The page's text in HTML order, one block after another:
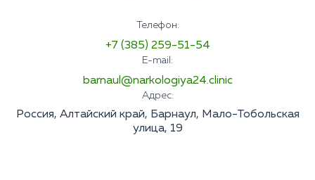
Телефон:
+7 (385) 259-51-54
E-mail:
barnaul@narkologiya24.clinic
Адрес:
Россия, Алтайский край, Барнаул, Мало-Тобольская
улица, 19